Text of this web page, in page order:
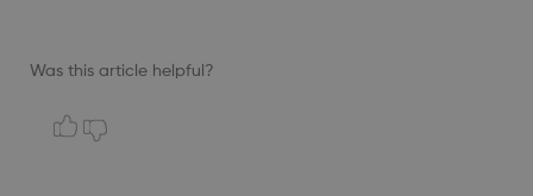
Was this article helpful?